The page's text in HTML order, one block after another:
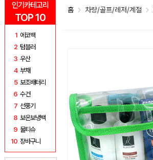
인기카테고리
TOP 10
1 에코백
2 텀블러
3 우산
4 부채
5 보조배터리
6 수건
7 선풍기
8 보온보냉백
9 물티슈
10 장바구니
홈 차량/골프/레저/계절